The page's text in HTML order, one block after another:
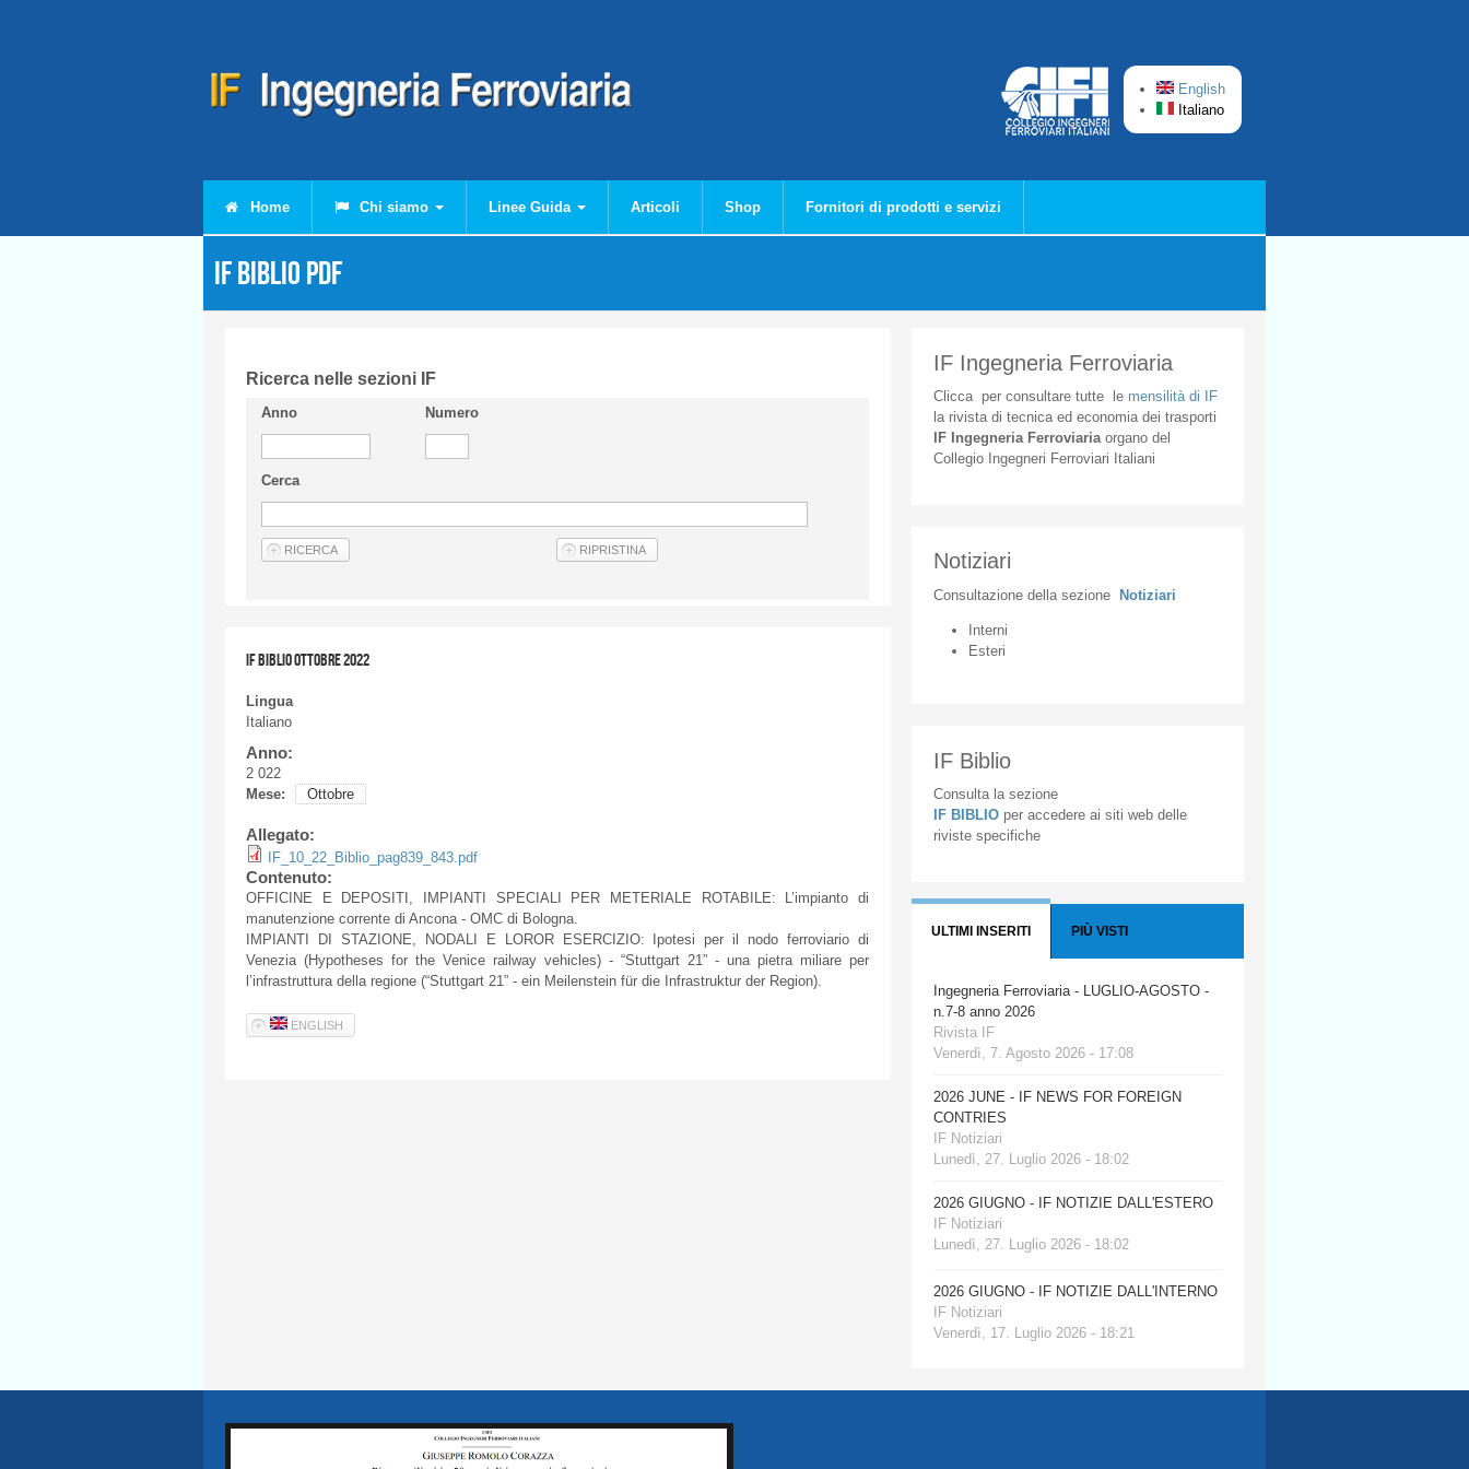
English
Italiano
Home Chi siamo Linee Guida Articoli Shop Fornitori di prodotti e servizi
IF Biblio PDF
Ricerca nelle sezioni IF
Anno Numero
Cerca
IF BIBLIO OTTOBRE 2022
Lingua
Italiano
Anno:
2 022
Mese:
Ottobre
Allegato:
IF_10_22_Biblio_pag839_843.pdf
Contenuto:
OFFICINE E DEPOSITI, IMPIANTI SPECIALI PER METERIALE ROTABILE: L’impianto di
manutenzione corrente di Ancona - OMC di Bologna.
IMPIANTI DI STAZIONE, NODALI E LOROR ESERCIZIO: Ipotesi per il nodo ferroviario di
Venezia (Hypotheses for the Venice railway vehicles) - “Stuttgart 21” - una pietra miliare per
l’infrastruttura della regione (“Stuttgart 21” - ein Meilenstein für die Infrastruktur der Region).
ENGLISH
IF Ingegneria Ferroviaria
Cliccaper consultare tuttele mensilità di IF
la rivista di tecnica ed economia dei trasporti
IF Ingegneria Ferroviaria organodel
Collegio
Ingegneri Ferroviari Italiani
Notiziari
Consultazione della sezione Notiziari
Interni
Esteri
IF Biblio
Consulta la sezione
IF BIBLIO per accedere ai siti web delle
riviste specifiche
ULTIMI INSERITI PIÙ VISTI
Ingegneria Ferroviaria - LUGLIO-AGOSTO -
n.7-8 anno 2026
Rivista IF
Venerdì, 7. Agosto 2026 - 17:08
2026 JUNE - IF NEWS FOR FOREIGN
CONTRIES
IF Notiziari
Lunedì, 27. Luglio 2026 - 18:02
2026 GIUGNO - IF NOTIZIE DALL'ESTERO
IF Notiziari
Lunedì, 27. Luglio 2026 - 18:02
2026 GIUGNO - IF NOTIZIE DALL'INTERNO
IF Notiziari
Venerdì, 17. Luglio 2026 - 18:21